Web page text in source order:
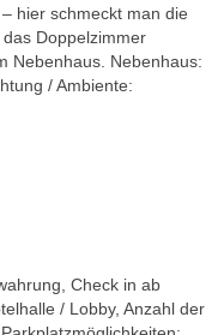
hier schmeckt man die
Doppelzimmer
Nebenhaus. Nebenhaus:
/ Ambiente:
Check in ab
/ Lobby, Anzahl der